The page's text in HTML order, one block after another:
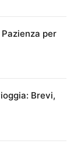
per
Brevi,